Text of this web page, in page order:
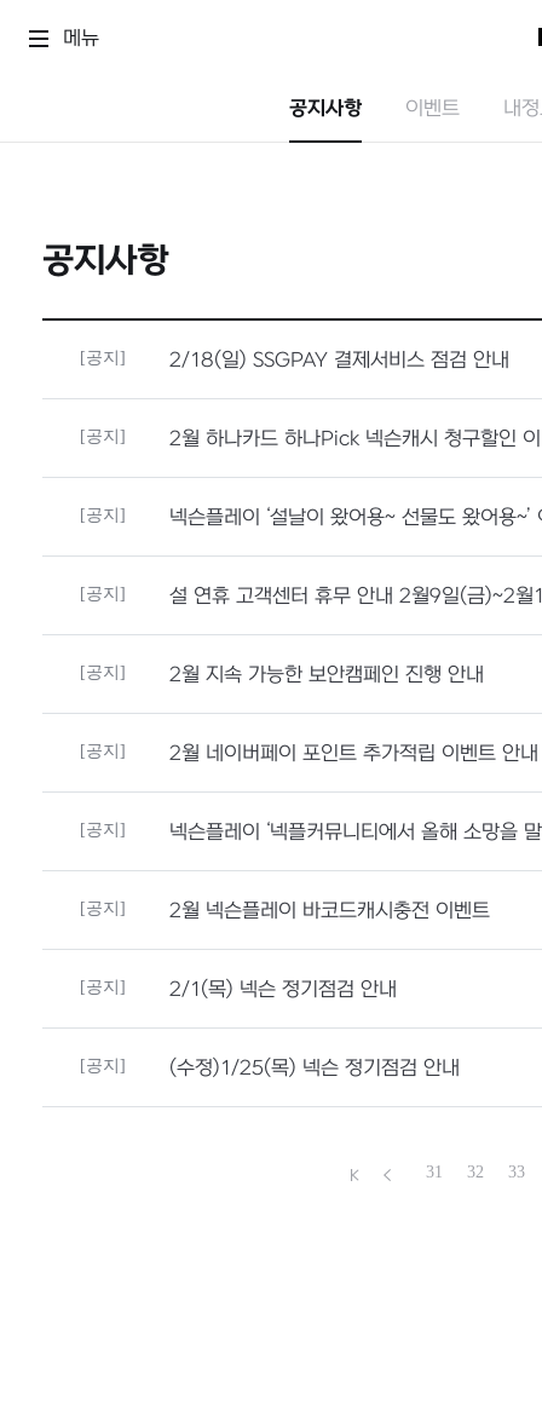
메뉴
공지사항 이벤트 내
공지사항
[공지] 2/18(일) SSGPAY 결제서비스 점검 안내
[공지] 2월 하나카드 하나Pick 넥슨캐시 청구할인
[공지] 넥슨플레이 ‘설날이 왔어용~ 선물도 왔어용
[공지] 설 연휴 고객센터 휴무 안내 2월9일(금)~2월
[공지] 2월 지속 가능한 보안캠페인 진행 안내
[공지] 2월 네이버페이 포인트 추가적립 이벤트 안내
[공지] 넥슨플레이 ‘넥플커뮤니티에서 올해 소망을
[공지] 2월 넥슨플레이 바코드캐시충전 이벤트
[공지] 2/1(목) 넥슨 정기점검 안내
[공지] (수정)1/25(목) 넥슨 정기점검 안내
31 32 33